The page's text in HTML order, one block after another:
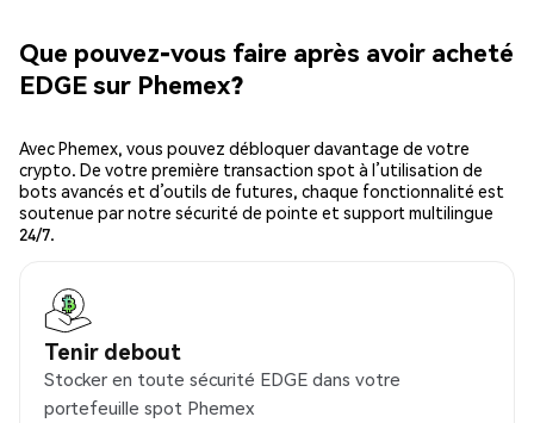
Que pouvez-vous faire après avoir acheté
EDGE sur Phemex?
Avec Phemex, vous pouvez débloquer davantage de votre
crypto. De votre première transaction spot à l’utilisation de
bots avancés et d’outils de futures, chaque fonctionnalité est
soutenue par notre sécurité de pointe et support multilingue
24/7.
Tenir debout
Stocker en toute sécurité EDGE dans votre
portefeuille spot Phemex